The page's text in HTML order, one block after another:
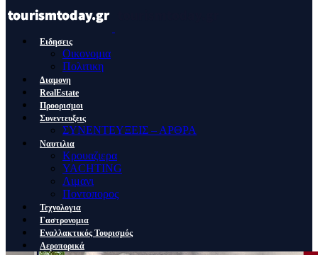
Ειδησεις
Οικονομια
Πολιτικη
Διαμονη
RealEstate
Προορισμοι
Συνεντευξεις
ΣΥΝΕΝΤΕΥΞΕΙΣ – ΑΡΘΡΑ
Ναυτιλια
Κρουαζιερα
YACHTING
Λιμανι
Ποντοπορος
Τεχνολογια
Γαστρονομια
Εναλλακτικός Τουρισμός
Αεροπορικά